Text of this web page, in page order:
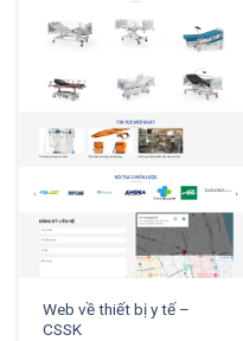
Web về thiết bị y tế –
CSSK
XEM THỬ